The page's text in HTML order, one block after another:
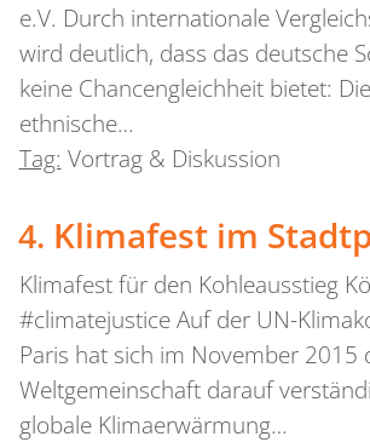
e.V. Durch internationale
wird deutlich, dass das deutsche
keine Chancengleichheit bietet: Die
ethnische…
Tag: Vortrag & Diskussion
Klimafest im
Klimafest für den Kohleausstieg
#climatejustice Auf der UN-
Paris hat sich im November 2015
Weltgemeinschaft darauf
globale Klimaerwärmung…